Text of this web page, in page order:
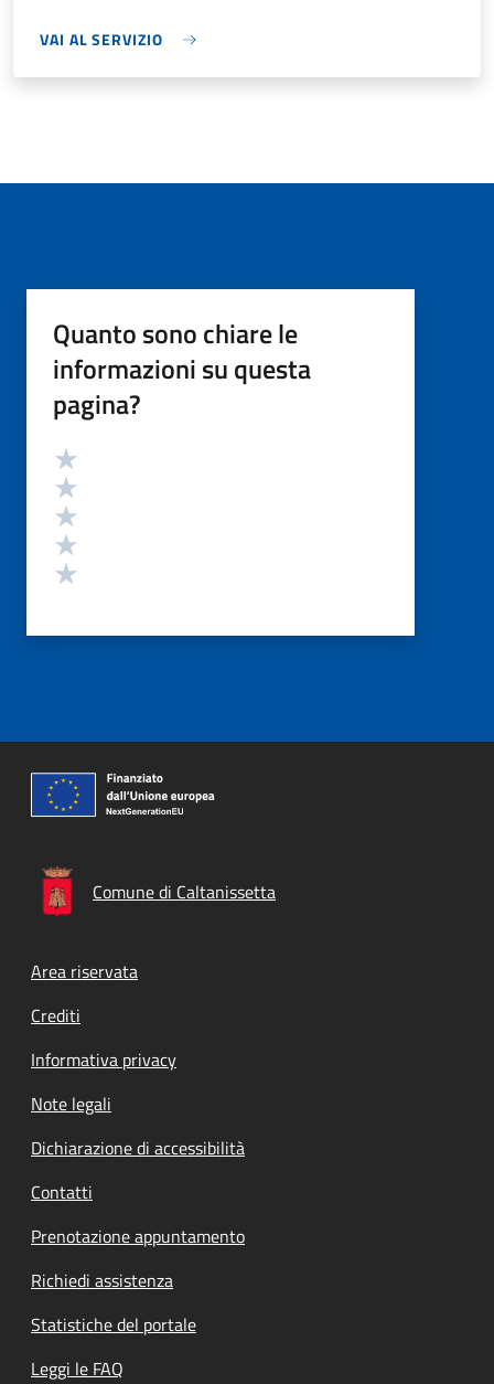
VAI AL SERVIZIO
Quanto sono chiare le
informazioni su questa
pagina?
Valutazione
Comune di Caltanissetta
Footer menu
Area riservata
Crediti
Informativa privacy
Note legali
Dichiarazione di accessibilità
Contatti
Prenotazione appuntamento
Richiedi assistenza
Statistiche del portale
Leggi le FAQ